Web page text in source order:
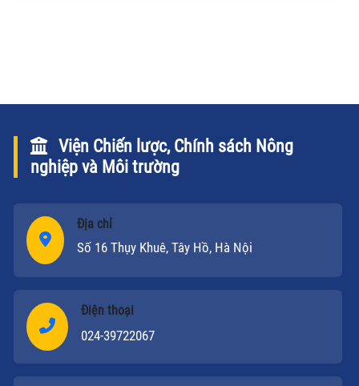
Viện Chiến lược, Chính sách Nông
nghiệp và Môi trường
Địa chỉ
Số 16 Thụy Khuê, Tây Hồ, Hà Nội
Điện thoại
024-39722067